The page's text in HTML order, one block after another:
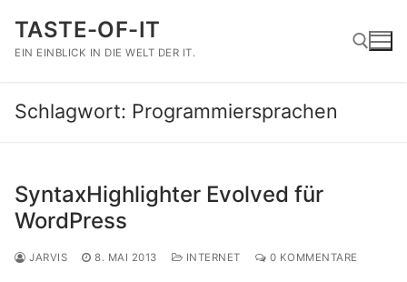
Inhalt
springen
TASTE-OF-IT
EIN EINBLICK IN DIE WELT DER IT.
Suchen nach:
Schlagwort: Programmiersprachen
SyntaxHighlighter Evolved für
WordPress
JARVIS 8. MAI 2013 INTERNET 0 KOMMENTARE